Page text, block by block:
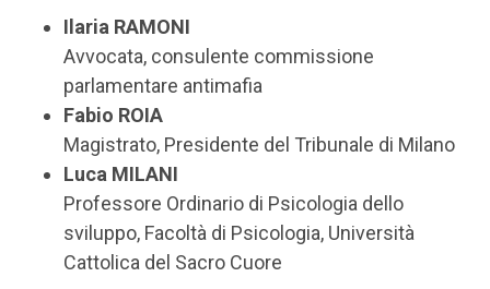
Ilaria RAMONI
Avvocata, consulente commissione
parlamentare antimafia
Fabio ROIA
Magistrato, Presidente del Tribunale di Milano
Luca MILANI
Professore Ordinario di Psicologia dello
sviluppo, Facoltà di Psicologia, Università
Cattolica del Sacro Cuore